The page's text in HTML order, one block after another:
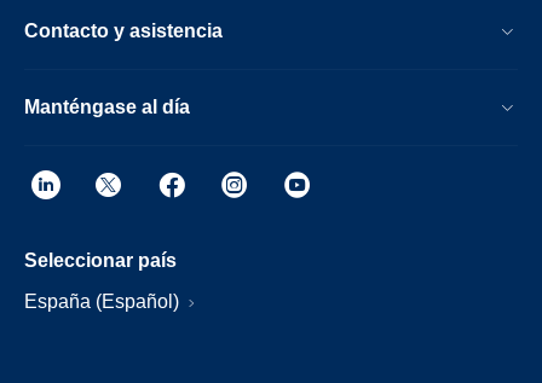
Contacto y asistencia
Manténgase al día
Seleccionar país
España (Español)